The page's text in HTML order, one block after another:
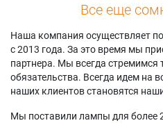
Все еще
Наша компания осуществляет
с 2013 года. За это время мы
партнера. Мы всегда стремимся
обязательства. Всегда идем на
наших клиентов становятся
Мы поставили лампы для более